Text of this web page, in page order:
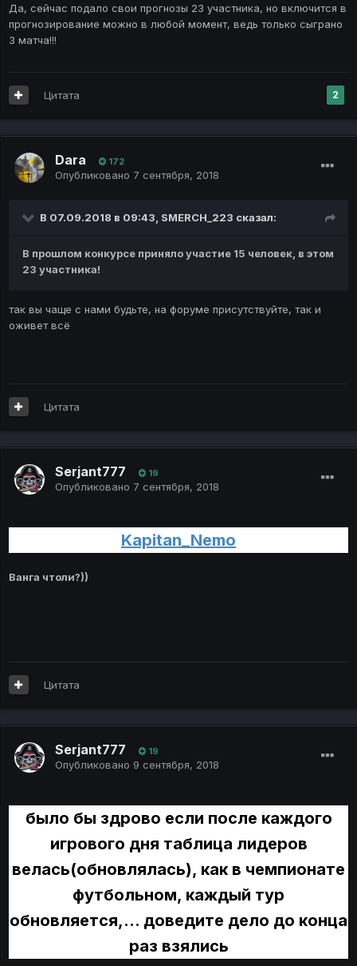
Да, сейчас подало свои прогнозы 23 участника, но включится в
прогнозирование можно в любой момент, ведь только сыграно
3 матча!!!
2
Цитата
Dara 172
Опубликовано 7 сентября, 2018
В 07.09.2018 в 09:43, SMERCH_223 сказал:
В прошлом конкурсе приняло участие 15 человек, в этом
23 участника!
так вы чаще с нами будьте, на форуме присутствуйте, так и
оживет всё
Цитата
Serjant777 19
Опубликовано 7 сентября, 2018
Kapitan_Nemo
Ванга чтоли?))
Цитата
Serjant777 19
Опубликовано 9 сентября, 2018
было бы здрово если после каждого
игрового дня таблица лидеров
велась(обновлялась), как в чемпионате
футбольном, каждый тур
обновляется,... доведите дело до конца
раз взялись